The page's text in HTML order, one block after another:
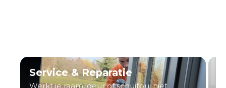
Service & Reparatie
Werkt je raam, deur of schuifpui niet